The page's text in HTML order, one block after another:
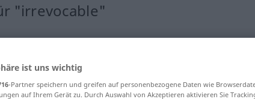
"irrevocable"
ist uns wichtig
-Partner speichern und greifen auf personenbezogene Daten wie
auf Ihrem Gerät zu. Durch Auswahl von Akzeptieren aktivieren Sie